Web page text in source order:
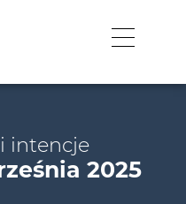
MENU
intencje
2025